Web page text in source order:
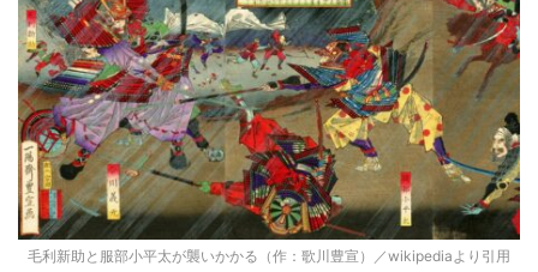
毛利新助と服部小平太が襲いかかる（作：歌川豊宣）／wikipediaより引用